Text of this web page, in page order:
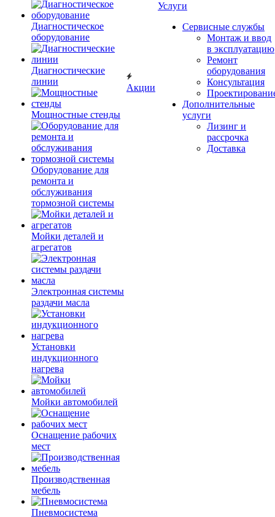
Диагностическое
оборудование
Диагностические
линии
Мощностные стенды
Оборудование для
ремонта и
обслуживания
тормозной системы
Мойки деталей и
агрегатов
Электронная системы
раздачи масла
Установки
индукционного
нагрева
Мойки автомобилей
Оснащение рабочих
мест
Производственная
мебель
Пневмосистема
Акции
Услуги
Сервисные службы
Монтаж и ввод
в эксплуатацию
Ремонт
оборудования
Консультация
Дополнительные
услуги
Лизинг и
рассрочка
Доставка